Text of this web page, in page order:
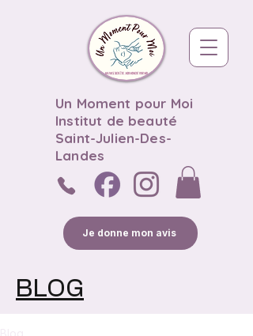
Un Moment pour Moi
Institut de beauté
Saint-Julien-Des-
Landes
Je donne mon avis
BLOG